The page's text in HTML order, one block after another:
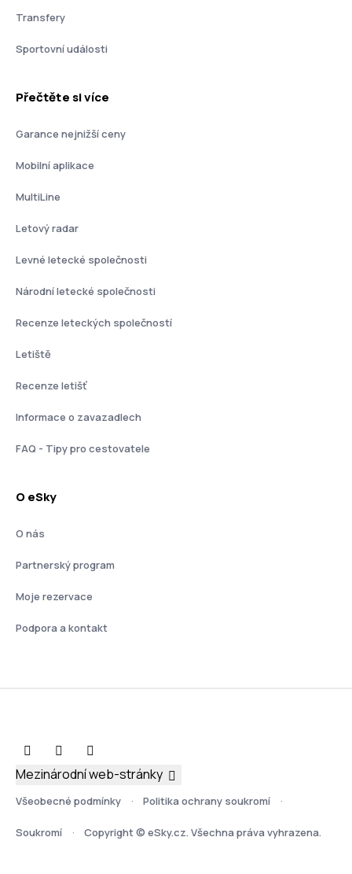
Transfery
Sportovní události
Přečtěte si více
Garance nejnižší ceny
Mobilní aplikace
MultiLine
Letový radar
Levné letecké společnosti
Národní letecké společnosti
Recenze leteckých společností
Letiště
Recenze letišť
Informace o zavazadlech
FAQ - Tipy pro cestovatele
O eSky
O nás
Partnerský program
Moje rezervace
Podpora a kontakt
Všeobecné podmínky Politika ochrany soukromí
Soukromí Copyright © eSky.cz. Všechna práva vyhrazena.
Mezinárodní web-stránky